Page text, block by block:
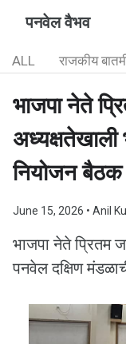
पनवेल वैभव
ALL राजकीय
भाजपा नेते
अध्यक्षतेखाली
नियोजन
June 15, 2026 • Anil
भाजपा नेते प्रितम
पनवेल दक्षिण